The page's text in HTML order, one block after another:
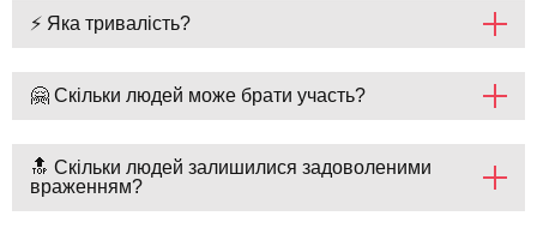
⚡ Яка тривалість?
🤗 Скільки людей може брати участь?
🔝 Скільки людей залишилися задоволеними
враженням?